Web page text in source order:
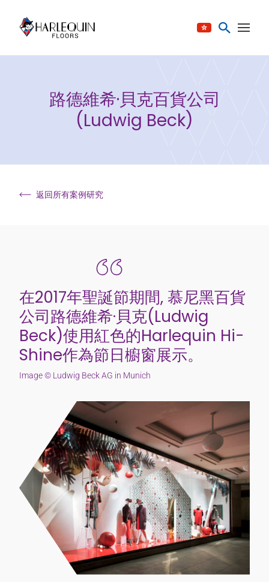
路德維希·貝克百貨公司
(Ludwig Beck)
返回所有案例研究
在2017年聖誕節期間, 慕尼黑百貨
公司路德維希·貝克(Ludwig
Beck)使用紅色的Harlequin Hi-
Shine作為節日櫥窗展示。
Image © Ludwig Beck AG in Munich